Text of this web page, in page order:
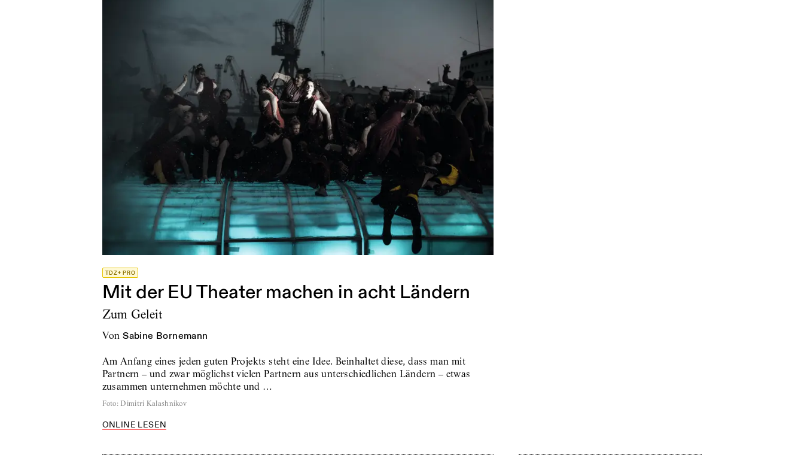
TDZ+ PRO
Mit der EU Theater machen in acht Ländern
Zum Geleit
von Sabine Bornemann
Am Anfang eines jeden guten Projekts steht eine Idee. Beinhaltet diese, dass man mit
Partnern – und zwar möglichst vielen Partnern aus unterschiedlichen Ländern – etwas
zusammen unternehmen möchte und …
Foto: Dimitri Kalashnikov
ONLINE LESEN